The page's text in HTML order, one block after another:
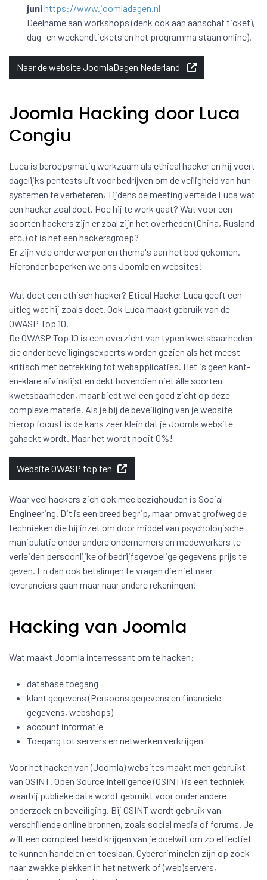
junihttps://www.joomladagen.nl
Deelname aan workshops (denk ook aan aanschaf ticket),
dag- en weekendtickets en het programma staan online).
Naar de website JoomlaDagen Nederland
Joomla Hacking door Luca
Congiu
Luca is beroepsmatig werkzaam als ethical hacker en hij voert
dagelijks pentests uit voor bedrijven om de veiligheid van hun
systemen te verbeteren, Tijdens de meeting vertelde Luca wat
een hacker zoal doet. Hoe hij te werk gaat? Wat voor een
soorten hackers zijn er zoal zijn het overheden (China, Rusland
etc.) of is het een hackersgroep?
Er zijn vele onderwerpen en thema's aan het bod gekomen.
Hieronder beperken we ons Joomle en websites!
Wat doet een ethisch hacker? Etical Hacker Luca geeft een
uitleg wat hij zoals doet. Ook Luca maakt gebruik van de
OWASP Top 10.
De OWASP Top 10 is een overzicht van typen kwetsbaarheden
die onder beveiligingsexperts worden gezien als het meest
kritisch met betrekking tot webapplicaties. Het is geen kant-
en-klare afvinklijst en dekt bovendien niet álle soorten
kwetsbaarheden, maar biedt wel een goed zicht op deze
complexe materie. Als je bij de beveiliging van je website
hierop focust is de kans zeer klein dat je Joomla website
gahackt wordt. Maar het wordt nooit 0%!
Website OWASP top ten
Waar veel hackers zich ook mee bezighouden is Social
Engineering. Dit is een breed begrip, maar omvat grofweg de
technieken die hij inzet om door middel van psychologische
manipulatie onder andere ondernemers en medewerkers te
verleiden persoonlijke of bedrijfsgevoelige gegevens prijs te
geven. En dan ook betalingen te vragen die niet naar
leveranciers gaan maar naar andere rekeningen!
Hacking van Joomla
Wat maakt Joomla interressant om te hacken:
database toegang
klant gegevens (Persoons gegevens en financiele
gegevens, webshops)
account informatie
Toegang tot servers en netwerken verkrijgen
Voor het hacken van (Joomla) websites maakt men gebruikt
van OSINT. Open Source Intelligence (OSINT) is een techniek
waarbij publieke data wordt gebruikt voor onder andere
onderzoek en beveiliging. Bij OSINT wordt gebruik van
verschillende online bronnen, zoals social media of forums. Je
wilt een compleet beeld krijgen van je doelwit om zo effectief
te kunnen handelen en toeslaan. Cybercriminelen zijn op zoek
naar zwakke plekken in het netwerk of (web)servers,